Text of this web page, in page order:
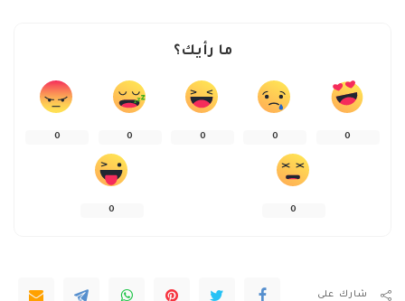
ما رأيك؟
0
0
0
0
0
0
0
شارك على